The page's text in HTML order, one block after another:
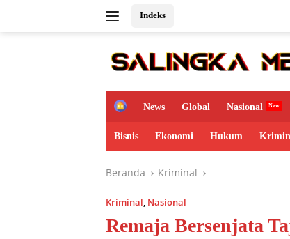
Indeks
H
m
e
News Global Nasional
Bisnis Ekonomi Hukum
Beranda Kriminal
Kriminal, Nasional
Remaja Bersenjata